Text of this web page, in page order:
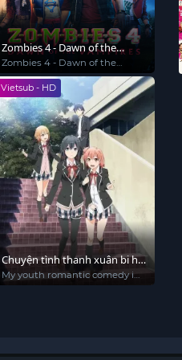
Zombies 4 - Dawn of the
Vampires
Zombies 4 - Dawn of the
Vampires
Vietsub - HD
Chuyện tình thanh xuân bi hài
của tôi quả nhiên là sai lầm
My youth romantic comedy is
wrong as I expected.2